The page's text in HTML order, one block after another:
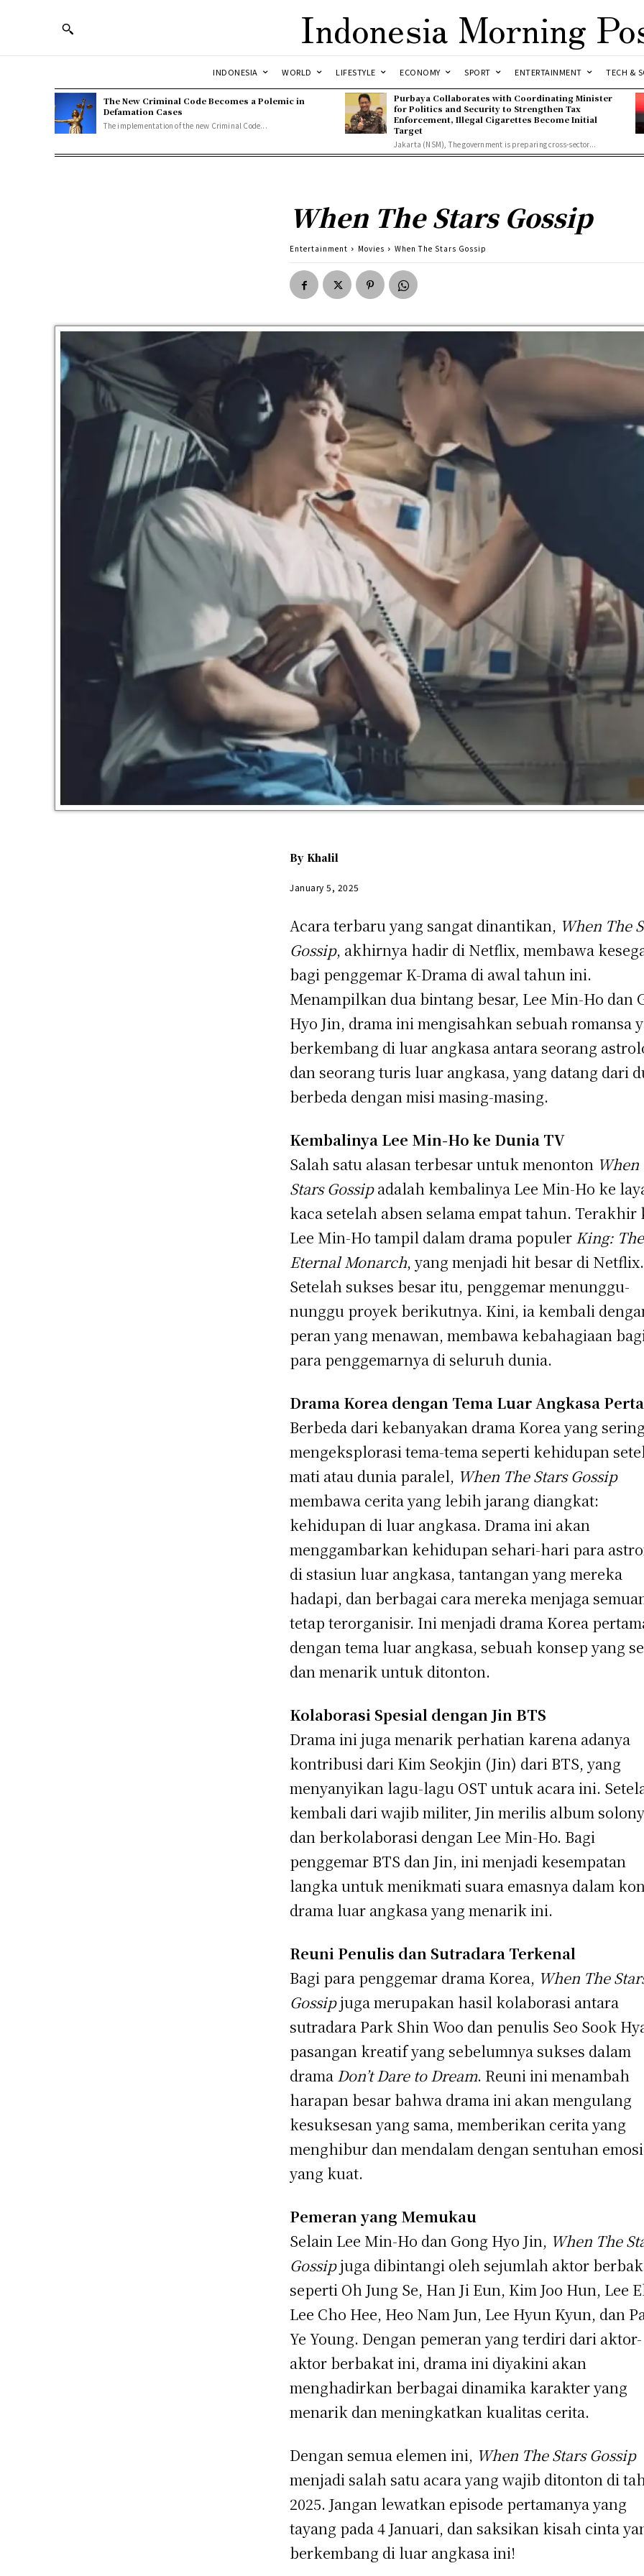
Indonesia Morning
INDONESIA WORLD LIFESTYLE ECONOMY SPORT ENTERTAINMENT TECH &
The New Criminal Code Becomes a Polemic in
Defamation Cases
The implementation of the new Criminal Code...
Purbaya Collaborates with Coordinating Minister
for Politics and Security to Strengthen Tax
Enforcement, Illegal Cigarettes Become Initial
Target
Jakarta (NSM), The government is preparing cross-sector...
When The Stars Gossip
Entertainment Movies When The Stars Gossip
By Khalil
January 5, 2025
Acara terbaru yang sangat dinantikan, When The
Gossip, akhirnya hadir di Netflix, membawa
bagi penggemar K-Drama di awal tahun ini.
Menampilkan dua bintang besar, Lee Min-Ho dan
Hyo Jin, drama ini mengisahkan sebuah romansa
berkembang di luar angkasa antara seorang
dan seorang turis luar angkasa, yang datang dari
berbeda dengan misi masing-masing.
Kembalinya Lee Min-Ho ke Dunia TV
Salah satu alasan terbesar untuk menonton When
Stars Gossipadalah kembalinya Lee Min-Ho ke
kaca setelah absen selama empat tahun. Terakhir
Lee Min-Ho tampil dalam drama populer King: The
Eternal Monarch, yang menjadi hit besar di Netflix.
Setelah sukses besar itu, penggemar menunggu-
nunggu proyek berikutnya. Kini, ia kembali
peran yang menawan, membawa kebahagiaan
para penggemarnya di seluruh dunia.
Drama Korea dengan Tema Luar Angkasa
Berbeda dari kebanyakan drama Korea yang sering
mengeksplorasi tema-tema seperti kehidupan
mati atau dunia paralel, When The Stars Gossip
membawa cerita yang lebih jarang diangkat:
kehidupan di luar angkasa. Drama ini akan
menggambarkan kehidupan sehari-hari para
di stasiun luar angkasa, tantangan yang mereka
hadapi, dan berbagai cara mereka menjaga
tetap terorganisir. Ini menjadi drama Korea
dengan tema luar angkasa, sebuah konsep yang
dan menarik untuk ditonton.
Kolaborasi Spesial dengan Jin BTS
Drama ini juga menarik perhatian karena adanya
kontribusi dari Kim Seokjin (Jin) dari BTS, yang
menyanyikan lagu-lagu OST untuk acara ini.
kembali dari wajib militer, Jin merilis album
dan berkolaborasi dengan Lee Min-Ho. Bagi
penggemar BTS dan Jin, ini menjadi kesempatan
langka untuk menikmati suara emasnya dalam
drama luar angkasa yang menarik ini.
Reuni Penulis dan Sutradara Terkenal
Bagi para penggemar drama Korea, When The
Gossipjuga merupakan hasil kolaborasi antara
sutradara Park Shin Woo dan penulis Seo Sook
pasangan kreatif yang sebelumnya sukses dalam
drama Don’t Dare to Dream. Reuni ini menambah
harapan besar bahwa drama ini akan mengulang
kesuksesan yang sama, memberikan cerita yang
menghibur dan mendalam dengan sentuhan
yang kuat.
Pemeran yang Memukau
Selain Lee Min-Ho dan Gong Hyo Jin, When The
Gossipjuga dibintangi oleh sejumlah aktor
seperti Oh Jung Se, Han Ji Eun, Kim Joo Hun, Lee
Lee Cho Hee, Heo Nam Jun, Lee Hyun Kyun, dan
Ye Young. Dengan pemeran yang terdiri dari aktor-
aktor berbakat ini, drama ini diyakini akan
menghadirkan berbagai dinamika karakter yang
menarik dan meningkatkan kualitas cerita.
Dengan semua elemen ini, When The Stars Gossip
menjadi salah satu acara yang wajib ditonton di
2025. Jangan lewatkan episode pertamanya yang
tayang pada 4 Januari, dan saksikan kisah cinta
berkembang di luar angkasa ini!